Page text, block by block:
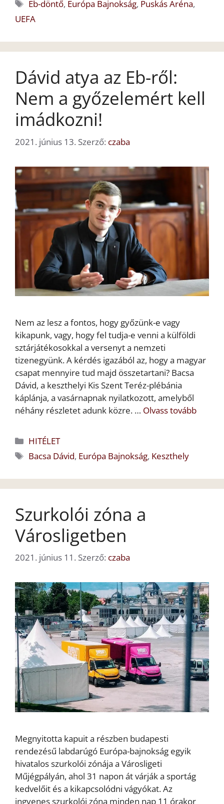
Eb-döntő, Európa Bajnokság, Puskás Aréna,
UEFA
Dávid atya az Eb-ről:
Nem a győzelemért kell
imádkozni!
2021. június 13. Szerző: czaba
Nem az lesz a fontos, hogy győzünk-e vagy
kikapunk, vagy, hogy fel tudja-e venni a külföldi
sztárjátékosokkal a versenyt a nemzeti
tizenegyünk. A kérdés igazából az, hogy a magyar
csapat mennyire tud majd összetartani? Bacsa
Dávid, a keszthelyi Kis Szent Teréz-plébánia
káplánja, a vasárnapnak nyilatkozott, amelyből
néhány részletet adunk közre. … Olvass tovább
Kategória
HITÉLET
Címkék
Bacsa Dávid, Európa Bajnokság, Keszthely
Szurkolói zóna a
Városligetben
2021. június 11. Szerző: czaba
Megnyitotta kapuit a részben budapesti
rendezésű labdarúgó Európa-bajnokság egyik
hivatalos szurkolói zónája a Városligeti
Műjégpályán, ahol 31 napon át várják a sportág
kedvelőit és a kikapcsolódni vágyókat. Az
ingyenes szurkolói zóna minden nap 11 órakor